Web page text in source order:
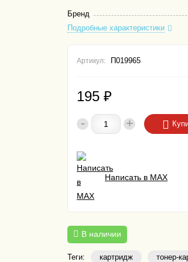
Бренд
Подробные характеристики
Артикул: П019965
195 ₽
- +
Написать в MAX
В наличии
Теги: картридж тонер-